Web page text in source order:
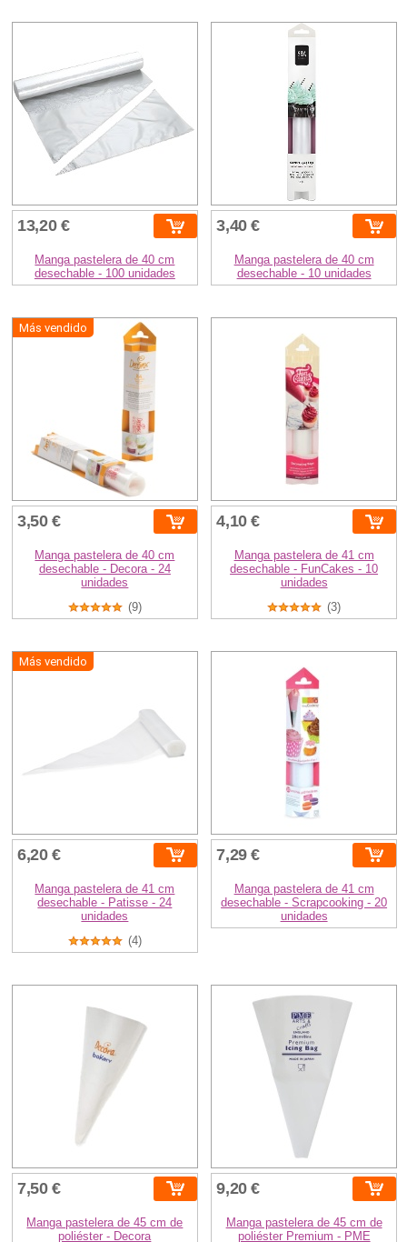
13,20 €
Manga pastelera de 40 cm
desechable - 100 unidades
3,40 €
Manga pastelera de 40 cm
desechable - 10 unidades
Más vendido
3,50 €
Manga pastelera de 40 cm
desechable - Decora - 24
unidades
(9)
4,10 €
Manga pastelera de 41 cm
desechable - FunCakes - 10
unidades
(3)
Más vendido
6,20 €
Manga pastelera de 41 cm
desechable - Patisse - 24
unidades
(4)
7,29 €
Manga pastelera de 41 cm
desechable - Scrapcooking - 20
unidades
7,50 €
Manga pastelera de 45 cm de
poliéster - Decora
9,20 €
Manga pastelera de 45 cm de
poliéster Premium - PME